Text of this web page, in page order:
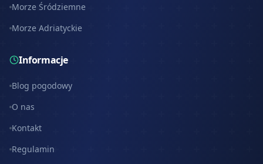
Morze Śródziemne
Morze Adriatyckie
Informacje
Blog pogodowy
O nas
Kontakt
Regulamin